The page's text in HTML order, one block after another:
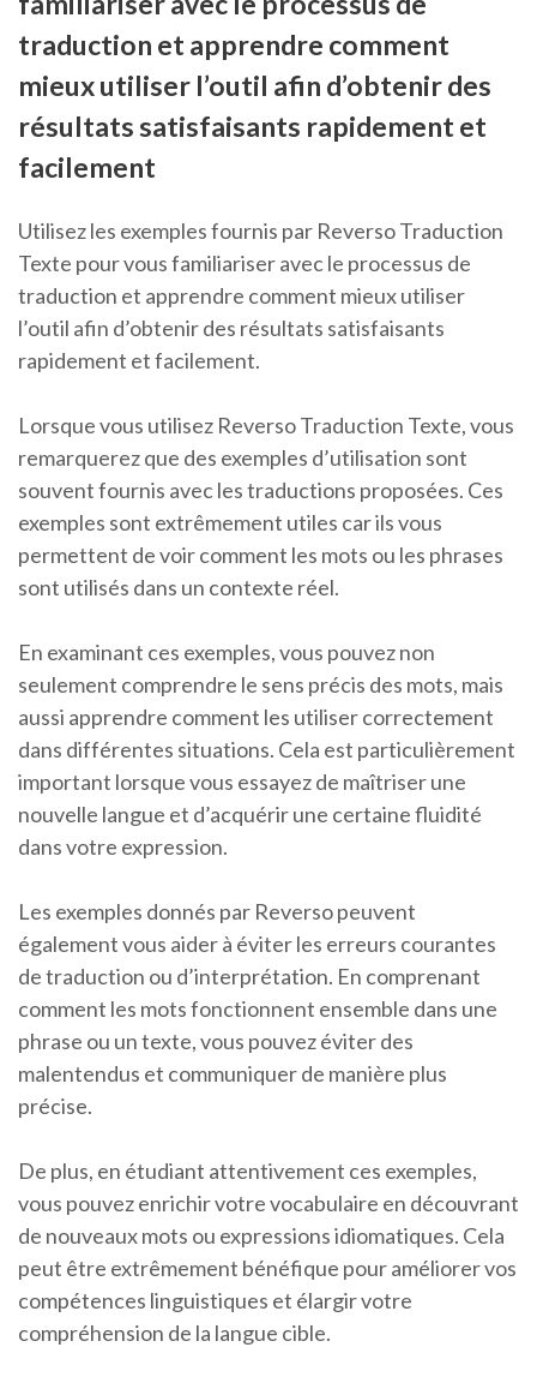
traduction et apprendre comment
mieux utiliser l’outil afin d’obtenir des
résultats satisfaisants rapidement et
facilement
Utilisez les exemples fournis par Reverso Traduction
Texte pour vous familiariser avec le processus de
traduction et apprendre comment mieux utiliser
l’outil afin d’obtenir des résultats satisfaisants
rapidement et facilement.
Lorsque vous utilisez Reverso Traduction Texte, vous
remarquerez que des exemples d’utilisation sont
souvent fournis avec les traductions proposées. Ces
exemples sont extrêmement utiles car ils vous
permettent de voir comment les mots ou les phrases
sont utilisés dans un contexte réel.
En examinant ces exemples, vous pouvez non
seulement comprendre le sens précis des mots, mais
aussi apprendre comment les utiliser correctement
dans différentes situations. Cela est particulièrement
important lorsque vous essayez de maîtriser une
nouvelle langue et d’acquérir une certaine fluidité
dans votre expression.
Les exemples donnés par Reverso peuvent
également vous aider à éviter les erreurs courantes
de traduction ou d’interprétation. En comprenant
comment les mots fonctionnent ensemble dans une
phrase ou un texte, vous pouvez éviter des
malentendus et communiquer de manière plus
précise.
De plus, en étudiant attentivement ces exemples,
vous pouvez enrichir votre vocabulaire en découvrant
de nouveaux mots ou expressions idiomatiques. Cela
peut être extrêmement bénéfique pour améliorer vos
compétences linguistiques et élargir votre
compréhension de la langue cible.